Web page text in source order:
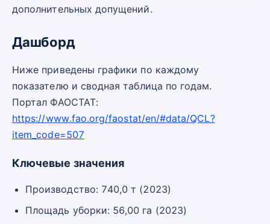
дополнительных допущений.
Дашборд
Ниже приведены графики по каждому
показателю и сводная таблица по годам.
Портал ФАОСТАТ:
https://www.fao.org/faostat/en/#data/QCL?
item_code=507
Ключевые значения
Производство: 740,0 т (2023)
Площадь уборки: 56,00 га (2023)